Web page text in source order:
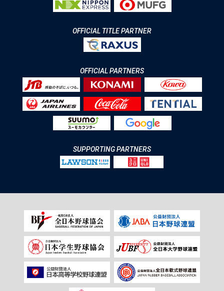
OFFICIAL TITLE PARTNER
OFFICIAL PARTNERS
SUPPORTING PARTNERS